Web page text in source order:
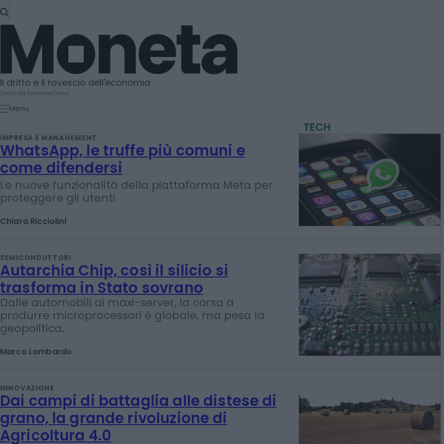
SKIP
TO
CONTENT
Moneta
Il dritto e il rovescio dell'economia
Diretto da Tommaso Cerno
Menu
TECH
IMPRESA E MANAGEMENT
WhatsApp, le truffe più comuni e
Chiara Ricciolini
SEMICONDUTTORI
Autarchia Chip, così il silicio si
trasforma in Stato sovrano
Dalle automobili ai maxi-server, la corsa a
Marco Lombardo
INNOVAZIONE